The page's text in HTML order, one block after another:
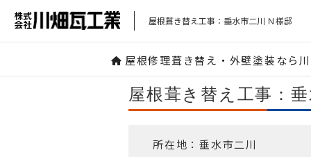
屋根葺き替え工事：垂水市二川 Ｎ様邸
屋根修理葺き替え・外壁塗装なら
屋根葺き替え工事：
所在地：垂水市二川